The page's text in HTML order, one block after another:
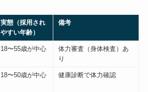
実態（採用され
やすい年齢）
備考
18〜55歳が中心
体力審査（身体検査）あ
り
18〜50歳が中心 健康診断で体力確認